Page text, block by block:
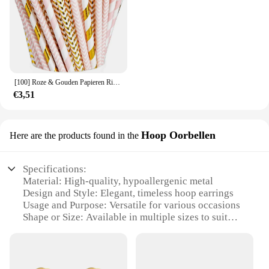
€3,51
Here are the products found in the Hoop Oorbellen
Specifications:
Material: High-quality, hypoallergenic metal
Design and Style: Elegant, timeless hoop earrings
Usage and Purpose: Versatile for various occasions
Shape or Size: Available in multiple sizes to suit
Parts and Accessories: Comes as a set for easy